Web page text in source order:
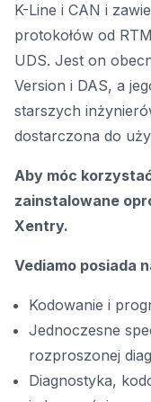
K-Line i CAN i
protokołów od
UDS. Jest on
Version i DAS, a
starszych
dostarczona do
Aby móc
zainstalowane
Xentry.
Vediamo posiada
Kodowanie i
Jednoczesne
rozproszonej
Diagnostyka,